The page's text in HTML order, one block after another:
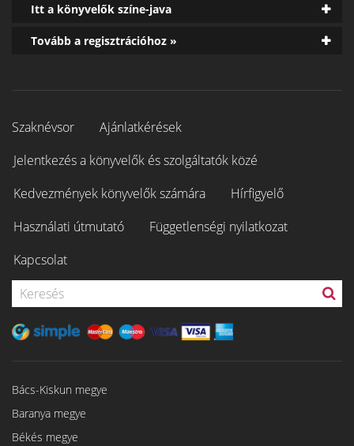
Itt a könyvelők színe-java
Tovább a regisztrációhoz »
Szaknévsor
Ajánlatkérések
Jelentkezés a könyvelők és szolgáltatók közé
Kedvezmények könyvelők számára
Hírfigyelő
Használati útmutató
Függetlenségi nyilatkozat
Kapcsolat
Bács-Kiskun megye
Baranya megye
Békés megye